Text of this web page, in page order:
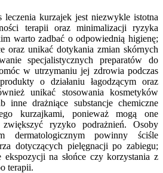
leczenia kurzajek jest niezwykle istotna
terapii oraz minimalizacji ryzyka
warto zadbać o odpowiednią higienę;
oraz unikać dotykania zmian skórnych
specjalistycznych preparatów do
w utrzymaniu jej zdrowia podczas
o działaniu łagodzącym oraz
unikać stosowania kosmetyków
inne drażniące substancje chemiczne
kurzajkami, ponieważ mogą one
ryzyko podrażnień. Osoby
dermatologicznym powinny ściśle
dotyczących pielęgnacji po zabiegu;
ekspozycji na słońce czy korzystania z
terapii.